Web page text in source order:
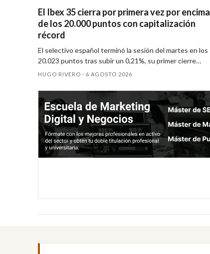
El Ibex 35 cierra por primera vez por encima
de los 20.000 puntos con capitalización
récord
El selectivo español terminó la sesión del martes en los
20.023 puntos tras subir un 0,21%, su primer cierre…
HUGO RIVERO · 6 AGOSTO 2026